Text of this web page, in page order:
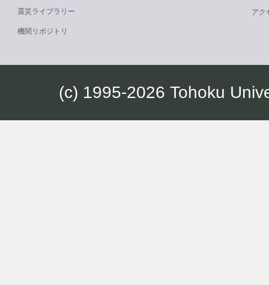
震災ライブラリー
機関リポジトリ
アク
(c) 1995-2026 Tohoku